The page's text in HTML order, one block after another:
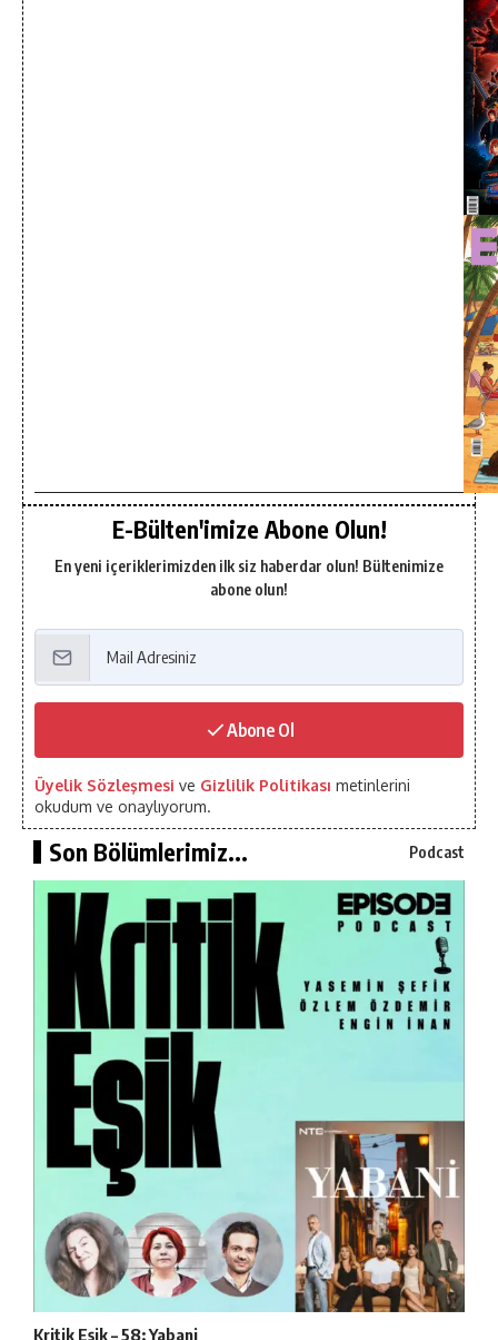
E-Bülten'imize Abone Olun!
En yeni içeriklerimizden ilk siz haberdar olun! Bültenimize
abone olun!
Abone Ol
Üyelik Sözleşmesi ve Gizlilik Politikası metinlerini
okudum ve onaylıyorum.
Son Bölümlerimiz... Podcast
Kritik Eşik – 58: Yabani